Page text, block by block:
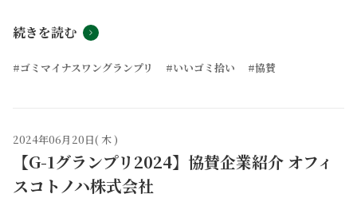
続きを読む
#ゴミマイナスワングランプリ #いいゴミ拾い #協賛
2024年06月20日( 木 )
【G-1グランプリ2024】協賛企業紹介 オフィ
スコトノハ株式会社